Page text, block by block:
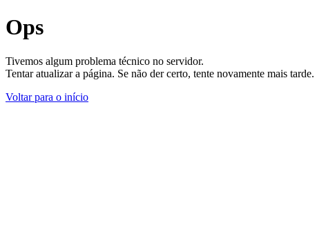
Ops
Tivemos algum problema técnico no servidor.
Tentar atualizar a página. Se não der certo, tente novamente mais
Voltar para o início